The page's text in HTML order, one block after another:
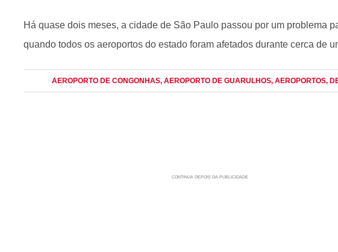
Há quase dois meses, a cidade de São Paulo passou por um problema
quando todos os aeroportos do estado foram afetados durante cerca de
AEROPORTO DE CONGONHAS, AEROPORTO DE GUARULHOS, AEROPORTOS,